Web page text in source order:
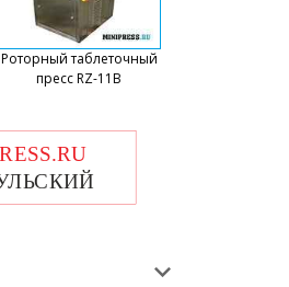
Роторный таблеточный
пресс RZ-11B